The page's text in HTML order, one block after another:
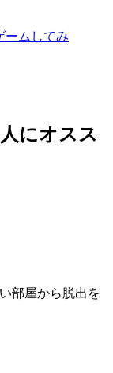
にオスス
部屋から脱出を